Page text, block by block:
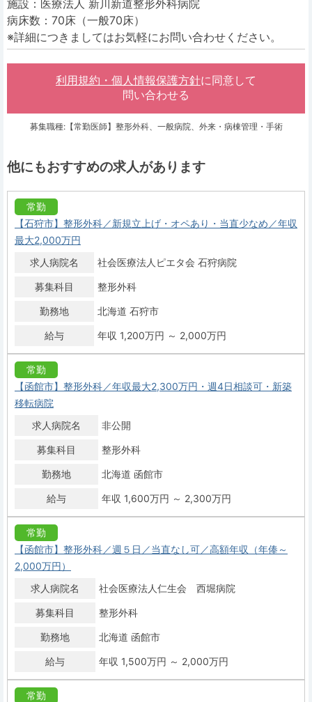
施設：医療法人 新川新道整形外科病院
病床数：70床（一般70床）
※詳細につきましてはお気軽にお問い合わせください。
利用規約・個人情報保護方針に同意して
問い合わせる
募集職種:【常勤医師】整形外科、一般病院、外来・病棟管理・手術
他にもおすすめの求人があります
常勤
【石狩市】整形外科／新規立上げ・オペあり・当直少なめ／年収
最大2,000万円
求人病院名
社会医療法人ピエタ会 石狩病院
募集科目 整形外科
勤務地 北海道 石狩市
給与 年収 1,200万円 ～ 2,000万円
常勤
【函館市】整形外科／年収最大2,300万円・週4日相談可・新築
移転病院
求人病院名
非公開
募集科目 整形外科
勤務地 北海道 函館市
給与 年収 1,600万円 ～ 2,300万円
常勤
【函館市】整形外科／週５日／当直なし可／高額年収（年俸～
2,000万円）
求人病院名
社会医療法人仁生会 西堀病院
募集科目 整形外科
勤務地 北海道 函館市
給与 年収 1,500万円 ～ 2,000万円
常勤